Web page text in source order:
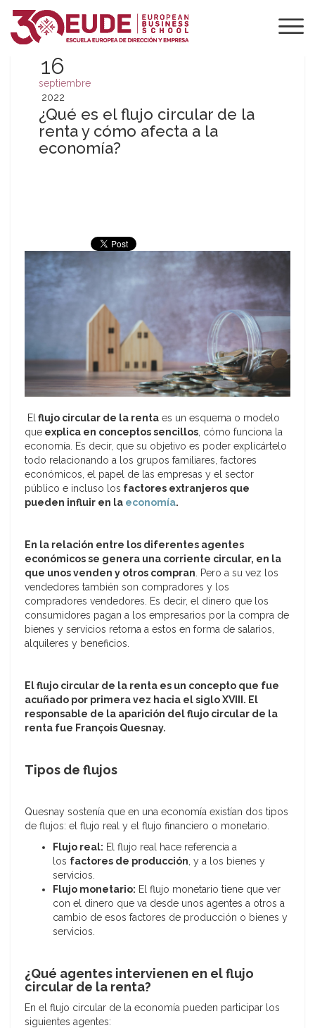
16
septiembre
2022
¿Qué es el flujo circular de la
renta y cómo afecta a la
economía?
Elflujo circular de la renta es un esquema o modelo
que explica en conceptos sencillos, cómo funciona la
economía. Es decir, que su objetivo es poder explicártelo
todo relacionando a los grupos familiares, factores
económicos, el papel de las empresas y el sector
público e incluso los factores extranjeros que
pueden influir en la economía.
En la relación entre los diferentes agentes
económicos se genera una corriente circular, en la
que unos venden y otros compran. Pero a su vez los
vendedores también son compradores y los
compradores vendedores. Es decir, el dinero que los
consumidores pagan a los empresarios por la compra de
bienes y servicios retorna a estos en forma de salarios,
alquileres y beneficios.
El flujo circular de la renta es un concepto que fue
acuñado por primera vez hacia el siglo XVIII. El
responsable de la aparición del flujo circular de la
renta fue François Quesnay.
Tipos de flujos
Quesnay sostenía que en una economía existían dos tipos
de flujos: el flujo real y el flujo financiero o monetario.
Flujo real: El flujo real hace referencia a
los factores de producción, y a los bienes y
servicios.
Flujo monetario: El flujo monetario tiene que ver
con el dinero que va desde unos agentes a otros a
cambio de esos factores de producción o bienes y
servicios.
¿Qué agentes intervienen en el flujo
circular de la renta?
En el flujo circular de la economía pueden participar los
siguientes agentes: